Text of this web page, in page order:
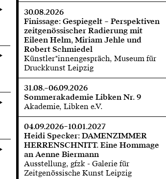
30.08.2026
Finissage: Gespiegelt – Perspektiven
zeitgenössischer Radierung mit
Eileen Helm, Miriam Jehle und
Robert Schmiedel
Künstler*innengespräch, Museum für
Druckkunst Leipzig
31.08.–06.09.2026
Sommerakademie Libken Nr. 9
Akademie, Libken e.V.
04.09.2026–10.01.2027
Heidi Specker: DAMENZIMMER
HERRENSCHNITT. Eine Hommage
an Aenne Biermann
Ausstellung, gfzk - Galerie für
Zeitgenössische Kunst Leipzig